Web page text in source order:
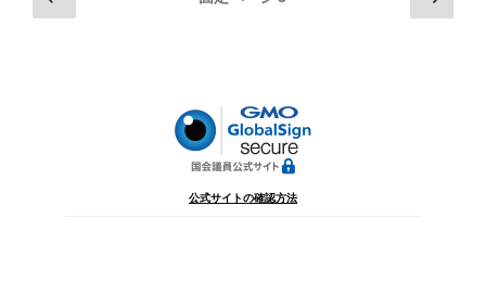
稿 の
の
公式サイトの確認方法